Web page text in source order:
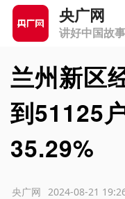
央广网
讲好中国故
兰州新区
到51125
35.29%
2024-08-21
央广网